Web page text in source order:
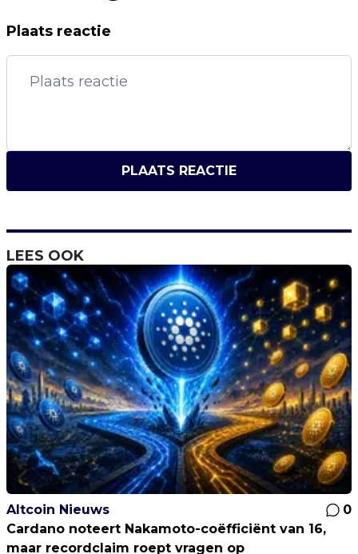
Plaats reactie
PLAATS REACTIE
LEES OOK
Altcoin Nieuws
0
Cardano noteert Nakamoto-coëfficiënt van 16,
maar recordclaim roept vragen op